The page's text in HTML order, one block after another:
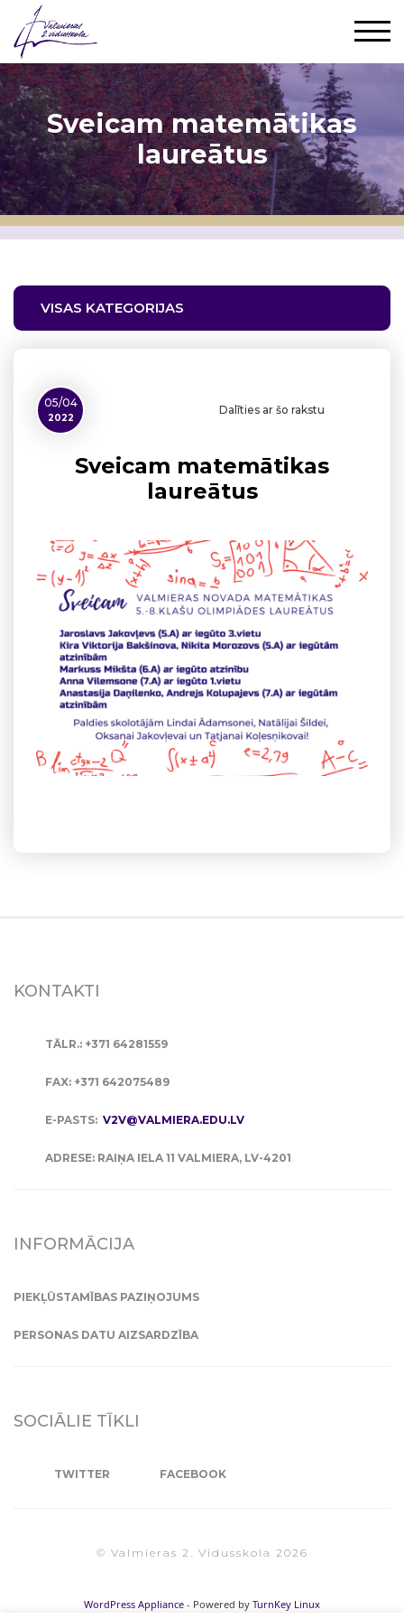
Sveicam matemātikas
laureātus
VISAS KATEGORIJAS
05/04
2022
Dalīties ar šo rakstu
Sveicam matemātikas
laureātus
KONTAKTI
TĀLR.: +371 64281559
FAX: +371 642075489
E-PASTS: V2V@VALMIERA.EDU.LV
ADRESE: RAIŅA IELA 11 VALMIERA, LV-4201
INFORMĀCIJA
PIEKĻŪSTAMĪBAS PAZIŅOJUMS
PERSONAS DATU AIZSARDZĪBA
SOCIĀLIE TĪKLI
TWITTER FACEBOOK
© Valmieras 2. Vidusskola 2026
WordPress Appliance - Powered by TurnKey Linux